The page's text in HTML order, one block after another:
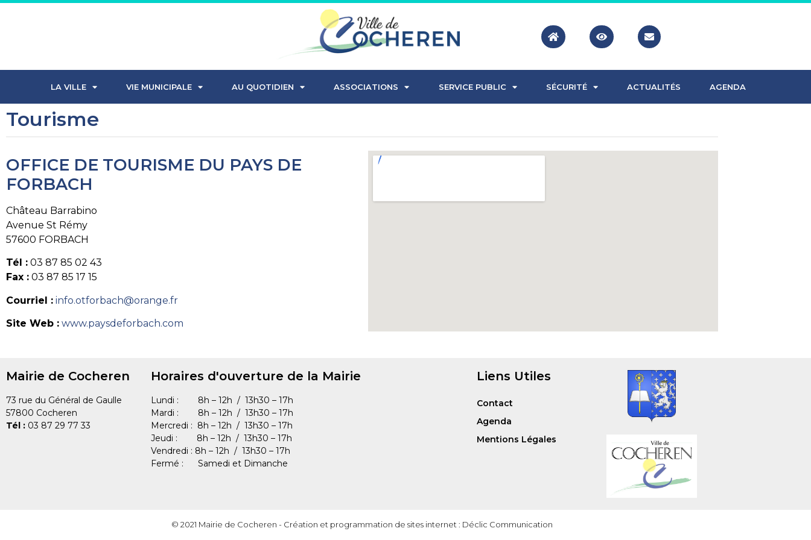
LA VILLE VIE MUNICIPALE AU QUOTIDIEN ASSOCIATIONS SERVICE PUBLIC SÉCURITÉ ACTUALITÉS AGENDA
Tourisme
OFFICE DE TOURISME DU PAYS DE
FORBACH
Château Barrabino
Avenue St Rémy
57600 FORBACH
Tél : 03 87 85 02 43
Fax : 03 87 85 17 15
Courriel : info.otforbach@orange.fr
Site Web : www.paysdeforbach.com
Mairie de Cocheren
73 rue du Général de Gaulle
57800 Cocheren
Tél : 03 87 29 77 33
Horaires d'ouverture de la Mairie
Lundi : 8h – 12h / 13h30 – 17h
Mardi : 8h – 12h / 13h30 – 17h
Mercredi : 8h – 12h / 13h30 – 17h
Jeudi : 8h – 12h / 13h30 – 17h
Vendredi : 8h – 12h / 13h30 – 17h
Fermé : Samedi et Dimanche
Liens Utiles
Contact
Agenda
Mentions Légales
© 2021 Mairie de Cocheren - Création et programmation de sites internet : Déclic Communication